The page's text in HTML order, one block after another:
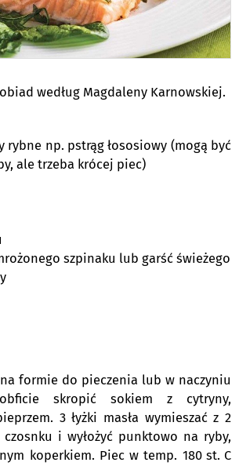
według Magdaleny Karnowskiej.
rybne np. pstrąg łososiowy (mogą być
ale trzeba krócej piec)
szpinaku lub garść świeżego
na formie do pieczenia lub w naczyniu
obficie skropić sokiem z cytryny,
3 łyżki masła wymieszać z 2
i wyłożyć punktowo na ryby,
koperkiem. Piec w temp. 180 st. C